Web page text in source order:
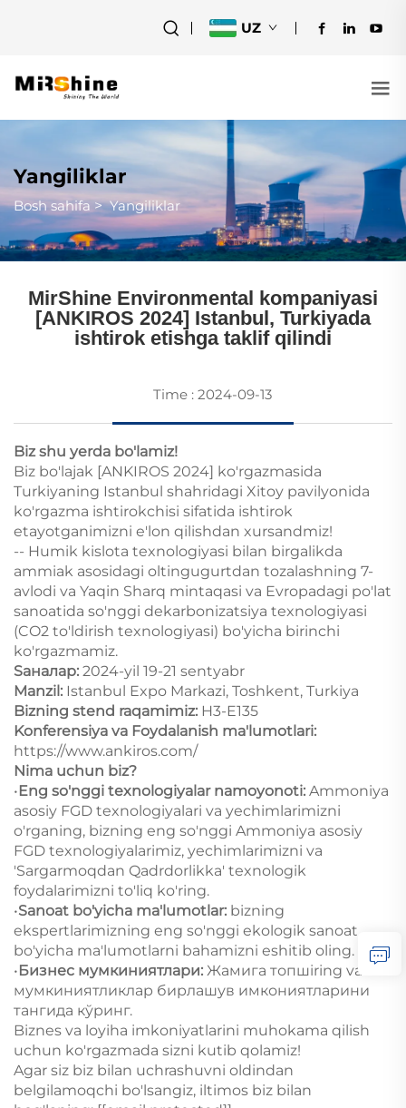
UZ
Yangiliklar
Bosh sahifa>Yangiliklar
MirShine Environmental kompaniyasi
[ANKIROS 2024] Istanbul, Turkiyada
ishtirok etishga taklif qilindi
Time : 2024-09-13
Biz shu yerda bo'lamiz!
Biz bo'lajak [ANKIROS 2024] ko'rgazmasida
Turkiyaning Istanbul shahridagi Xitoy pavilyonida
ko'rgazma ishtirokchisi sifatida ishtirok
etayotganimizni e'lon qilishdan xursandmiz!
-- Humik kislota texnologiyasi bilan birgalikda
ammiak asosidagi oltingugurtdan tozalashning 7-
avlodi va Yaqin Sharq mintaqasi va Evropadagi po'lat
sanoatida so'nggi dekarbonizatsiya texnologiyasi
(CO2 to'ldirish texnologiyasi) bo'yicha birinchi
ko'rgazmamiz.
Sаналар: 2024-yil 19-21 sentyabr
Manzil: Istanbul Expo Markazi, Toshkent, Turkiya
Bizning stend raqamimiz: H3-E135
Konferensiya va Foydalanish ma'lumotlari:
https://www.ankiros.com/
Nima uchun biz?
•Eng so'nggi texnologiyalar namoyonoti: Ammoniya
asosiy FGD texnologiyalari va yechimlarimizni
o'rganing, bizning eng so'nggi Ammoniya asosiy
FGD texnologiyalarimiz, yechimlarimizni va
'Sargarmoqdan Qadrdorlikka' texnologik
foydalarimizni to'liq ko'ring.
•Sanoat bo'yicha ma'lumotlar: bizning
ekspertlarimizning eng so'nggi ekologik sanoat
bo'yicha ma'lumotlarni bahamizni eshitib oling.
•Бизнес мумкиниятлари: Жамига топшiring va
мумкиниятликлар бирлашув имкониятларини
тангида кўринг.
Biznes va loyiha imkoniyatlarini muhokama qilish
uchun ko'rgazmada sizni kutib qolamiz!
Agar siz biz bilan uchrashuvni oldindan
belgilamoqchi bo'lsangiz, iltimos biz bilan